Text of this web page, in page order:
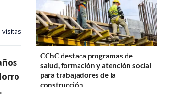
visitas
CChC destaca programas de
salud, formación y atención social
para trabajadores de la
construcción